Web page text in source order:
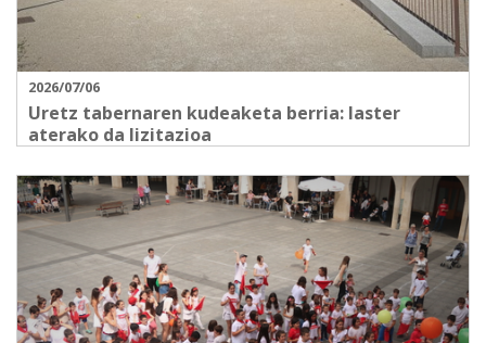
2026/07/06
Uretz tabernaren kudeaketa berria: laster
aterako da lizitazioa